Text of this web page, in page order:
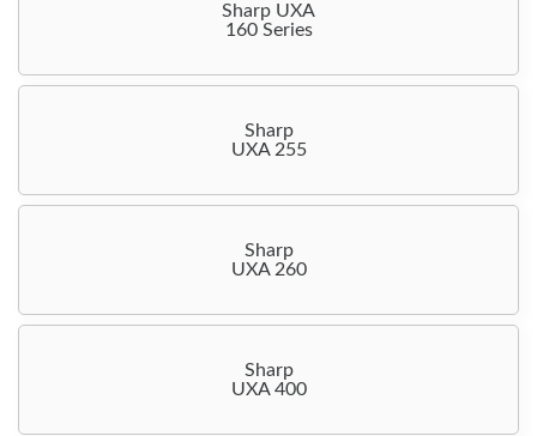
Sharp UXA
160 Series
Sharp
UXA 255
Sharp
UXA 260
Sharp
UXA 400